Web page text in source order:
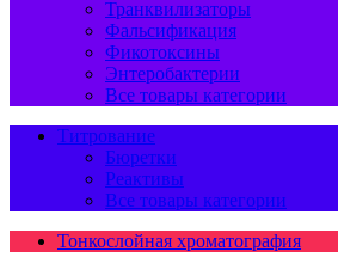
Транквилизаторы
Фальсификация
Фикотоксины
Энтеробактерии
Все товары категории
Титрование
Бюретки
Реактивы
Все товары категории
Тонкослойная хроматография